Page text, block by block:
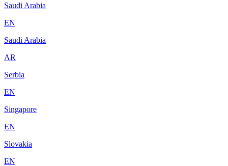
Saudi Arabia
EN
Saudi Arabia
AR
Serbia
EN
Singapore
EN
Slovakia
EN